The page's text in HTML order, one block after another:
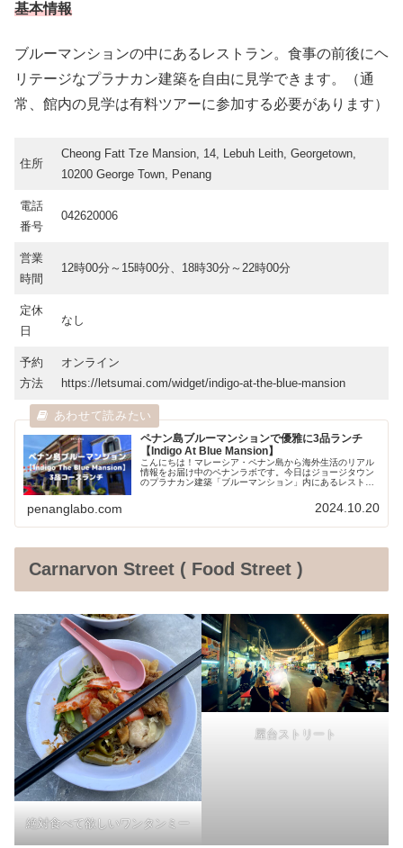
基本情報
ブルーマンションの中にあるレストラン。食事の前後にヘ
リテージなプラナカン建築を自由に見学できます。（通
常、館内の見学は有料ツアーに参加する必要があります）
住所
Cheong Fatt Tze Mansion, 14, Lebuh Leith, Georgetown,
10200 George Town, Penang
電話
番号
042620006
営業
時間
12時00分～15時00分、18時30分～22時00分
定休
日
なし
予約
方法
オンライン
https://letsumai.com/widget/indigo-at-the-blue-mansion
ペナン島ブルーマンションで優雅に3品ランチ
【Indigo At Blue Mansion】
こんにちは！マレーシア・ペナン島から海外生活のリアル
情報をお届け中のペナンラボです。今日はジョージタウン
のプラナカン建築「ブルーマンション」内にあるレストラ
penanglabo.com 2024.10.20
Carnarvon Street ( Food Street )
絶対食べて欲しいワンタンミー
屋台ストリート